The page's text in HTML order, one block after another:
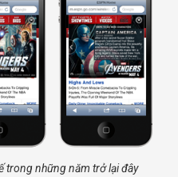
trong những năm trở lại đây